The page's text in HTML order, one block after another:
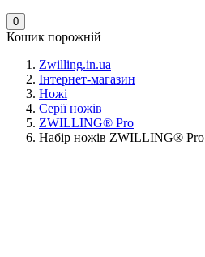
0
Кошик порожній
Zwilling.in.ua
Інтернет-магазин
Ножі
Серії ножів
ZWILLING® Pro
Набір ножів ZWILLING® Pro